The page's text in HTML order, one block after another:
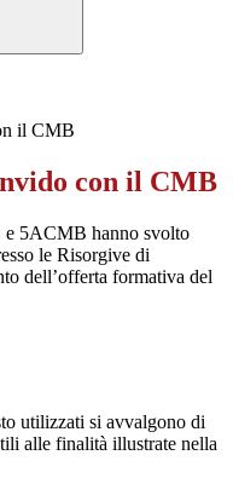
il CMB
con il CMB
e 5ACMB hanno svolto
le Risorgive di
dell’offerta formativa del
utilizzati si avvalgono di
alle finalità illustrate nella